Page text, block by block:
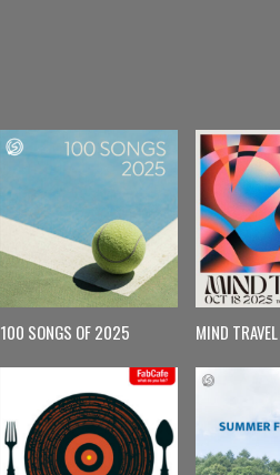
100 SONGS OF 2025 MIND TRAVEL